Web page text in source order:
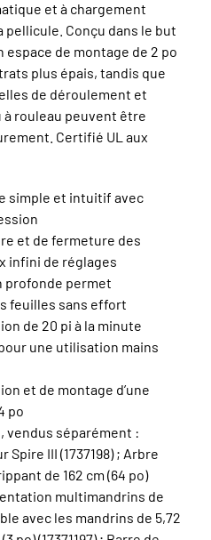
et à chargement
Conçu dans le but
espace de montage de 2 po
plus épais, tandis que
de déroulement et
rouleau peuvent être
Certifié UL aux
simple et intuitif avec
et de fermeture des
infini de réglages
profonde permet
feuilles sans effort
de 20 pi à la minute
une utilisation mains
et de montage d’une
po
vendus séparément :
III (1737198) ; Arbre
de 162 cm (64 po)
multimandrins de
avec les mandrins de 5,72